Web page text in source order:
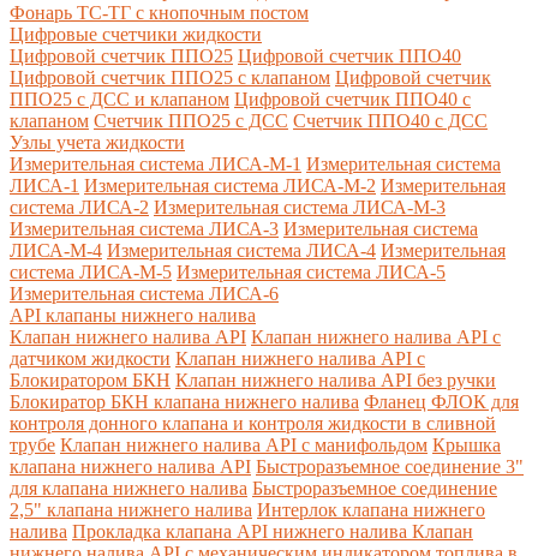
Фонарь ТС-ТГ с кнопочным постом
Цифровые счетчики жидкости
Цифровой счетчик ППО25 Цифровой счетчик ППО40
Цифровой счетчик ППО25 с клапаном Цифровой счетчик
ППО25 с ДСС и клапаном Цифровой счетчик ППО40 с
клапаном Счетчик ППО25 с ДСС Счетчик ППО40 с ДСС
Узлы учета жидкости
Измерительная система ЛИСА-М-1 Измерительная система
ЛИСА-1 Измерительная система ЛИСА-М-2 Измерительная
система ЛИСА-2 Измерительная система ЛИСА-М-3
Измерительная система ЛИСА-3 Измерительная система
ЛИСА-М-4 Измерительная система ЛИСА-4 Измерительная
система ЛИСА-М-5 Измерительная система ЛИСА-5
Измерительная система ЛИСА-6
API клапаны нижнего налива
Клапан нижнего налива API Клапан нижнего налива API с
датчиком жидкости Клапан нижнего налива API с
Блокиратором БКН Клапан нижнего налива API без ручки
Блокиратор БКН клапана нижнего налива Фланец ФЛОК для
контроля донного клапана и контроля жидкости в сливной
трубе Клапан нижнего налива API с манифольдом Крышка
клапана нижнего налива API Быстроразъемное соединение 3"
для клапана нижнего налива Быстроразъемное соединение
2,5" клапана нижнего налива Интерлок клапана нижнего
налива Прокладка клапана API нижнего налива Клапан